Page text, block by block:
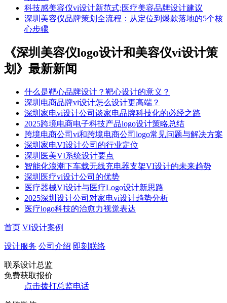
科技感美容仪vi设计新范式;医疗美容品牌设计建议
深圳美容仪品牌策划全流程：从定位到爆款落地的5个核
心步骤
《深圳美容仪logo设计和美容仪vi设计策
划》最新新闻
什么是靶心品牌设计？靶心设计的意义？
深圳电商品牌vi设计怎么设计更高端？
深圳家电vi设计公司谈家电品牌科技化的必经之路
2025跨境电商电子科技产品logo设计策略总结
跨境电商公司vi和跨境电商公司logo常见问题与解决方案
深圳家电VI设计公司的行业定位
深圳医美VI系统设计要点
智能化浪潮下车载无线充电器支架VI设计的未来趋势​
深圳医疗vi设计公司的优势
​​医疗器械VI设计与医疗Logo设计新思路​
2025深圳设计公司对家电vi设计趋势分析
医疗logo科技的治愈力视觉表达
首页 VI设计案例
设计服务 公司介绍 即刻联络
联系设计总监
免费获取报价
点击拨打总监电话